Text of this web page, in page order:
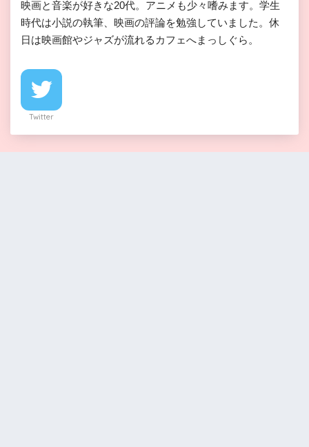
映画と音楽が好きな20代。アニメも少々嗜みます。学生
時代は小説の執筆、映画の評論を勉強していました。休
日は映画館やジャズが流れるカフェへまっしぐら。
Twitter